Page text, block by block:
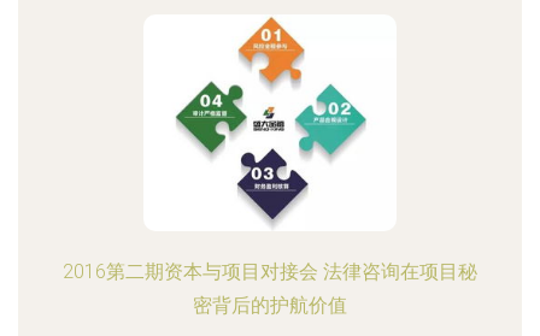
2016第二期资本与项目对接会 法律咨询在项目秘
密背后的护航价值